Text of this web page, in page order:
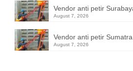
Vendor anti petir
August 7, 2026
Vendor anti petir
August 7, 2026